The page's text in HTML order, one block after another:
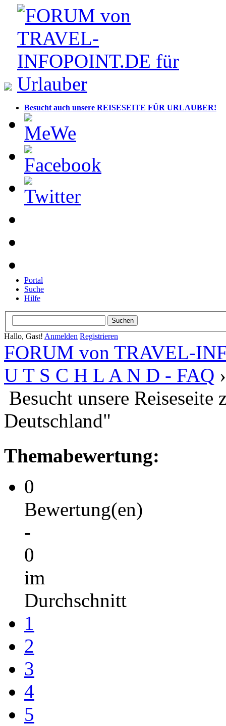
Besucht auch unsere REISESEITE FÜR URLAUBER!
Portal
Suche
Hilfe
Hallo, Gast! Anmelden Registrieren
FORUM von TRAVEL-
U T S C H L A N D - FAQ
Besucht unsere
Deutschland"
Themabewertung:
0
Bewertung(en)
-
0
im
Durchschnitt
1
2
3
4
5